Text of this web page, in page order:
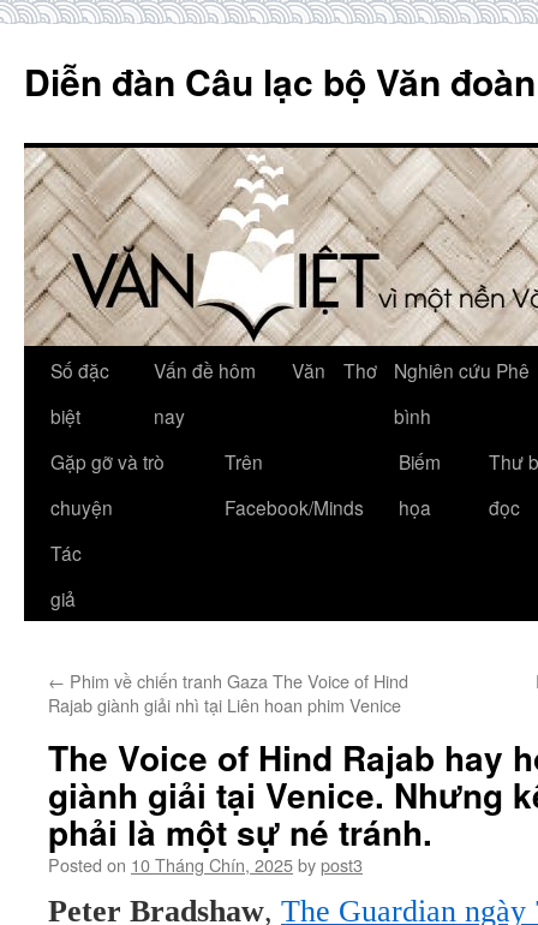
content
Diễn đàn Câu lạc bộ Văn
Số đặc
biệt
Vấn đề hôm
nay
Văn Thơ
Nghiên cứu Phê
bình
Gặp gỡ và trò
chuyện
Trên
Facebook/Minds
Biếm
họa
Thư
đọc
Tác
giả
← Phim về chiến tranh Gaza The Voice of Hind
Rajab giành giải nhì tại Liên hoan phim Venice
The Voice of Hind Rajab hay
giành giải tại Venice. Nhưng
phải là một sự né tránh.
Posted on 10 Tháng Chín, 2025bypost3
Peter Bradshaw, The Guardian ngày